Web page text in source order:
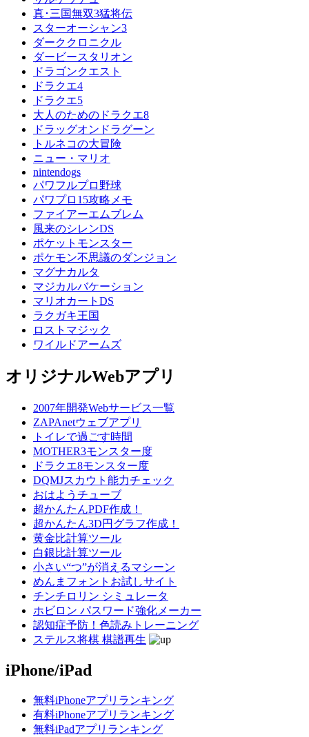
真･三国無双3猛将伝
スターオーシャン3
ダーククロニクル
ダービースタリオン
ドラゴンクエスト
ドラクエ4
ドラクエ5
大人のためのドラクエ8
ドラッグオンドラグーン
トルネコの大冒険
ニュー・マリオ
nintendogs
パワフルプロ野球
パワプロ15攻略メモ
ファイアーエムブレム
風来のシレンDS
ポケットモンスター
ポケモン不思議のダンジョン
マグナカルタ
マジカルバケーション
マリオカートDS
ラクガキ王国
ロストマジック
ワイルドアームズ
オリジナルWebアプリ
2007年開発Webサービス一覧
ZAPAnetウェブアプリ
トイレで過ごす時間
MOTHER3モンスター度
ドラクエ8モンスター度
DQMJスカウト能力チェック
おはようチューブ
超かんたんPDF作成！
超かんたん3D円グラフ作成！
黄金比計算ツール
白銀比計算ツール
小さい“つ”が消えるマシーン
めんまフォントお試しサイト
チンチロリン シミュレータ
ホビロン パスワード強化メーカー
認知症予防！色読みトレーニング
ステルス将棋 棋譜再生
iPhone/iPad
無料iPhoneアプリランキング
有料iPhoneアプリランキング
無料iPadアプリランキング